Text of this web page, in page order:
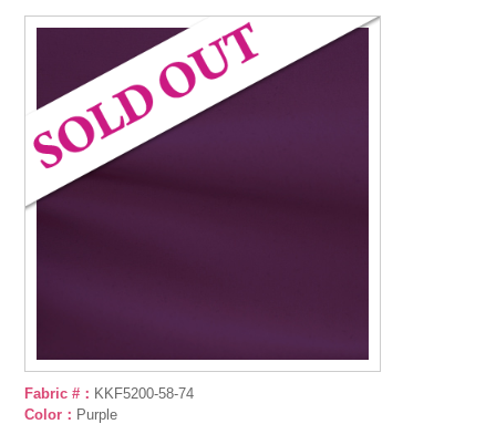
Fabric #： KKF5200-58-74
Color： Purple